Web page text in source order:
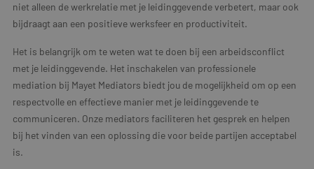
niet alleen de werkrelatie met je leidinggevende verbetert, maar ook
bijdraagt aan een positieve werksfeer en productiviteit.
Het is belangrijk om te weten wat te doen bij een arbeidsconflict
met je leidinggevende. Het inschakelen van professionele
mediation bij Mayet Mediators biedt jou de mogelijkheid om op een
respectvolle en effectieve manier met je leidinggevende te
communiceren. Onze mediators faciliteren het gesprek en helpen
bij het vinden van een oplossing die voor beide partijen acceptabel
is.